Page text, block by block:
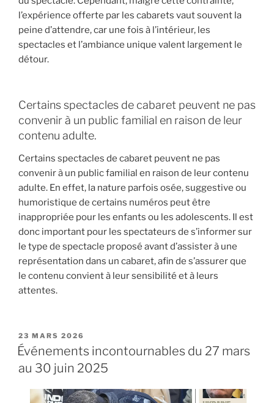
l’expérience offerte par les cabarets vaut souvent la
peine d’attendre, car une fois à l’intérieur, les
spectacles et l’ambiance unique valent largement le
détour.
Certains spectacles de cabaret peuvent ne pas
convenir à un public familial en raison de leur
contenu adulte.
Certains spectacles de cabaret peuvent ne pas
convenir à un public familial en raison de leur contenu
adulte. En effet, la nature parfois osée, suggestive ou
humoristique de certains numéros peut être
inappropriée pour les enfants ou les adolescents. Il est
donc important pour les spectateurs de s’informer sur
le type de spectacle proposé avant d’assister à une
représentation dans un cabaret, afin de s’assurer que
le contenu convient à leur sensibilité et à leurs
attentes.
PUBLIÉ
LE
23 MARS 2026
Événements incontournables du 27 mars
au 30 juin 2025